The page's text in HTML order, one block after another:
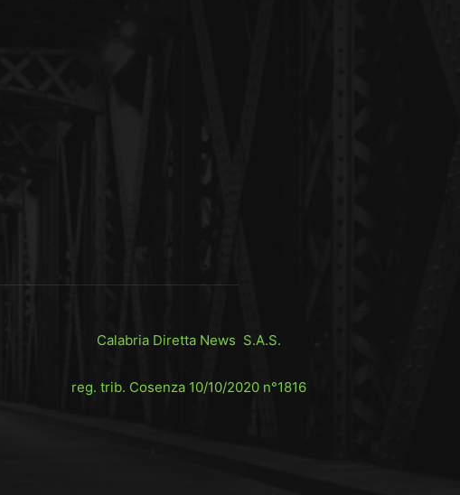
Calabria Diretta News S.A.S.
reg. trib. Cosenza 10/10/2020 n°1816